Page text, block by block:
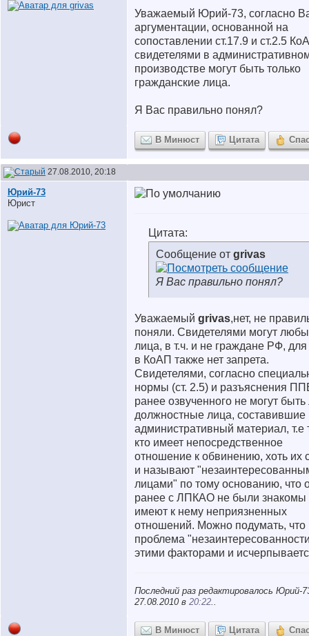
Уважаемый Юрий-73, согласно
аргументации, основанной на
сопоставлении ст.17.9 и ст.2.5
свидетелями в
производстве могут быть только
гражданские лица.
Я Вас правильно понял?
В Минюст Цитата
27.08.2010, 20:18
Юрий-73
Юрист
Цитата:
Сообщение от grivas
Я Вас правильно понял?
Уважаемый grivas,нет, не
поняли. Свидетелями могут
лица, в т.ч. и не граждане РФ, для
в КоАП также нет запрета.
Свидетелями, согласно
нормы (ст. 2.5) и разъяснения
ранее озвученного не могут
должностные лица, составившие
административный материал, т.е
кто имеет непосредственное
отношение к обвинению, хоть их
и называют
лицами" по тому основанию, что
ранее с ЛПКАО не были знакомы
имеют к нему неприязненных
отношений. Можно подумать, что
проблема
этими факторами и
Последний раз редактировалось Юрий-
27.08.2010 в 20:22..
В Минюст Цитата